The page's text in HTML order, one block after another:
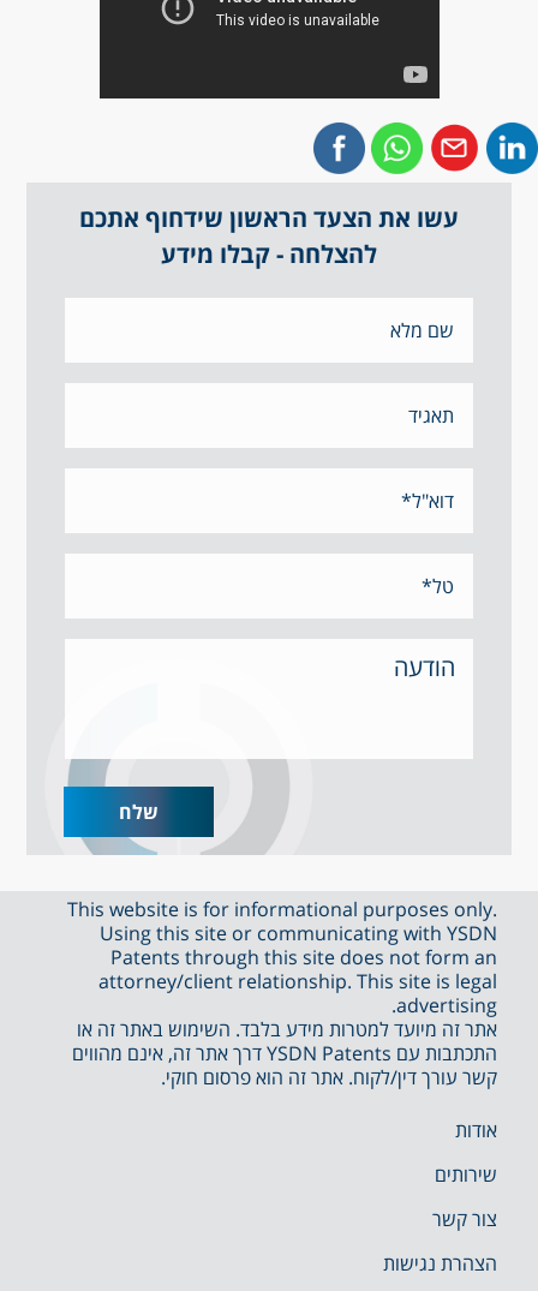
עשו את הצעד הראשון שידחוף אתכם
להצלחה - קבלו מידע
This website is for informational purposes only.
Using this site or communicating with YSDN
Patents through this site does not form an
attorney/client relationship. This site is legal
advertising.
אתר זה מיועד למטרות מידע בלבד. השימוש באתר זה או
התכתבות עם YSDN Patents דרך אתר זה, אינם מהווים
קשר עורך דין/לקוח. אתר זה הוא פרסום חוקי.
אודות
שירותים
צור קשר
הצהרת נגישות